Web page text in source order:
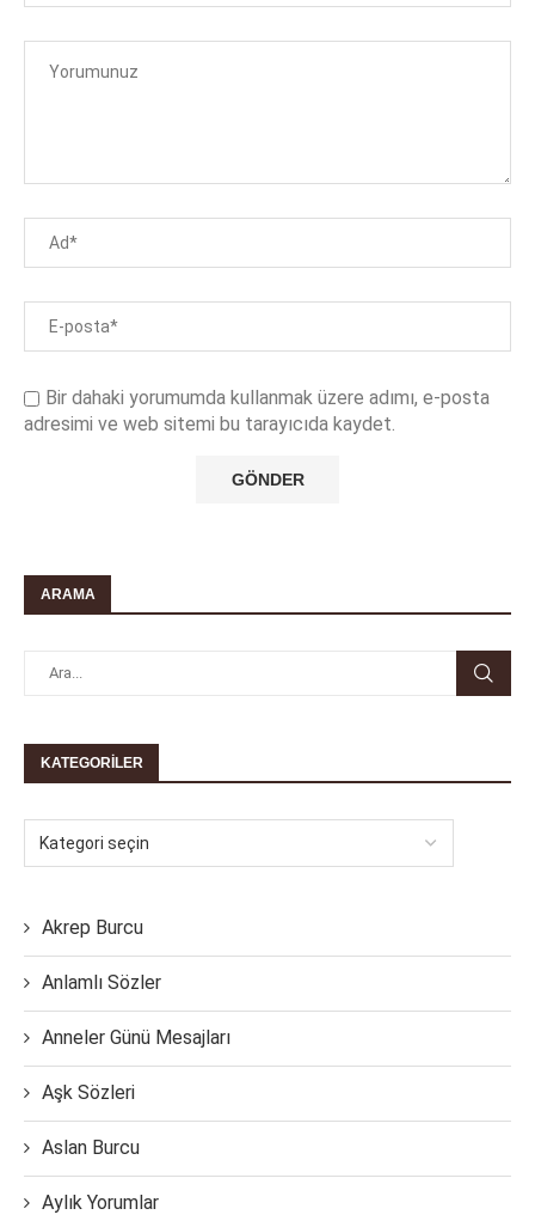
Bir dahaki yorumumda kullanmak üzere adımı, e-posta
adresimi ve web sitemi bu tarayıcıda kaydet.
ARAMA
KATEGORILER
Akrep Burcu
Anlamlı Sözler
Anneler Günü Mesajları
Aşk Sözleri
Aslan Burcu
Aylık Yorumlar